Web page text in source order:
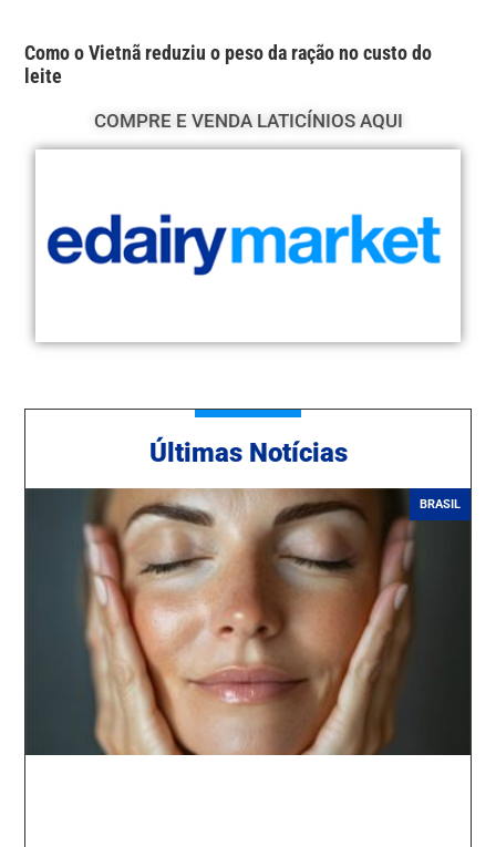
Como o Vietnã reduziu o peso da ração no custo do
leite
COMPRE E VENDA LATICÍNIOS AQUI
Ú ltimas Notícias
BRASIL